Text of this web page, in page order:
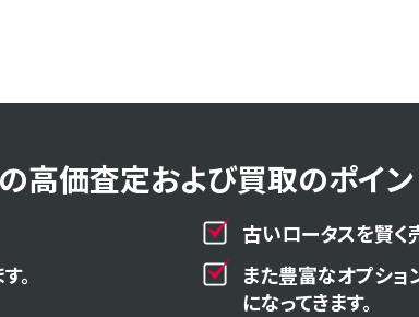
高価査定および買取のポイン
古いロータスを賢く
。
また豊富なオプシ
になってきます。